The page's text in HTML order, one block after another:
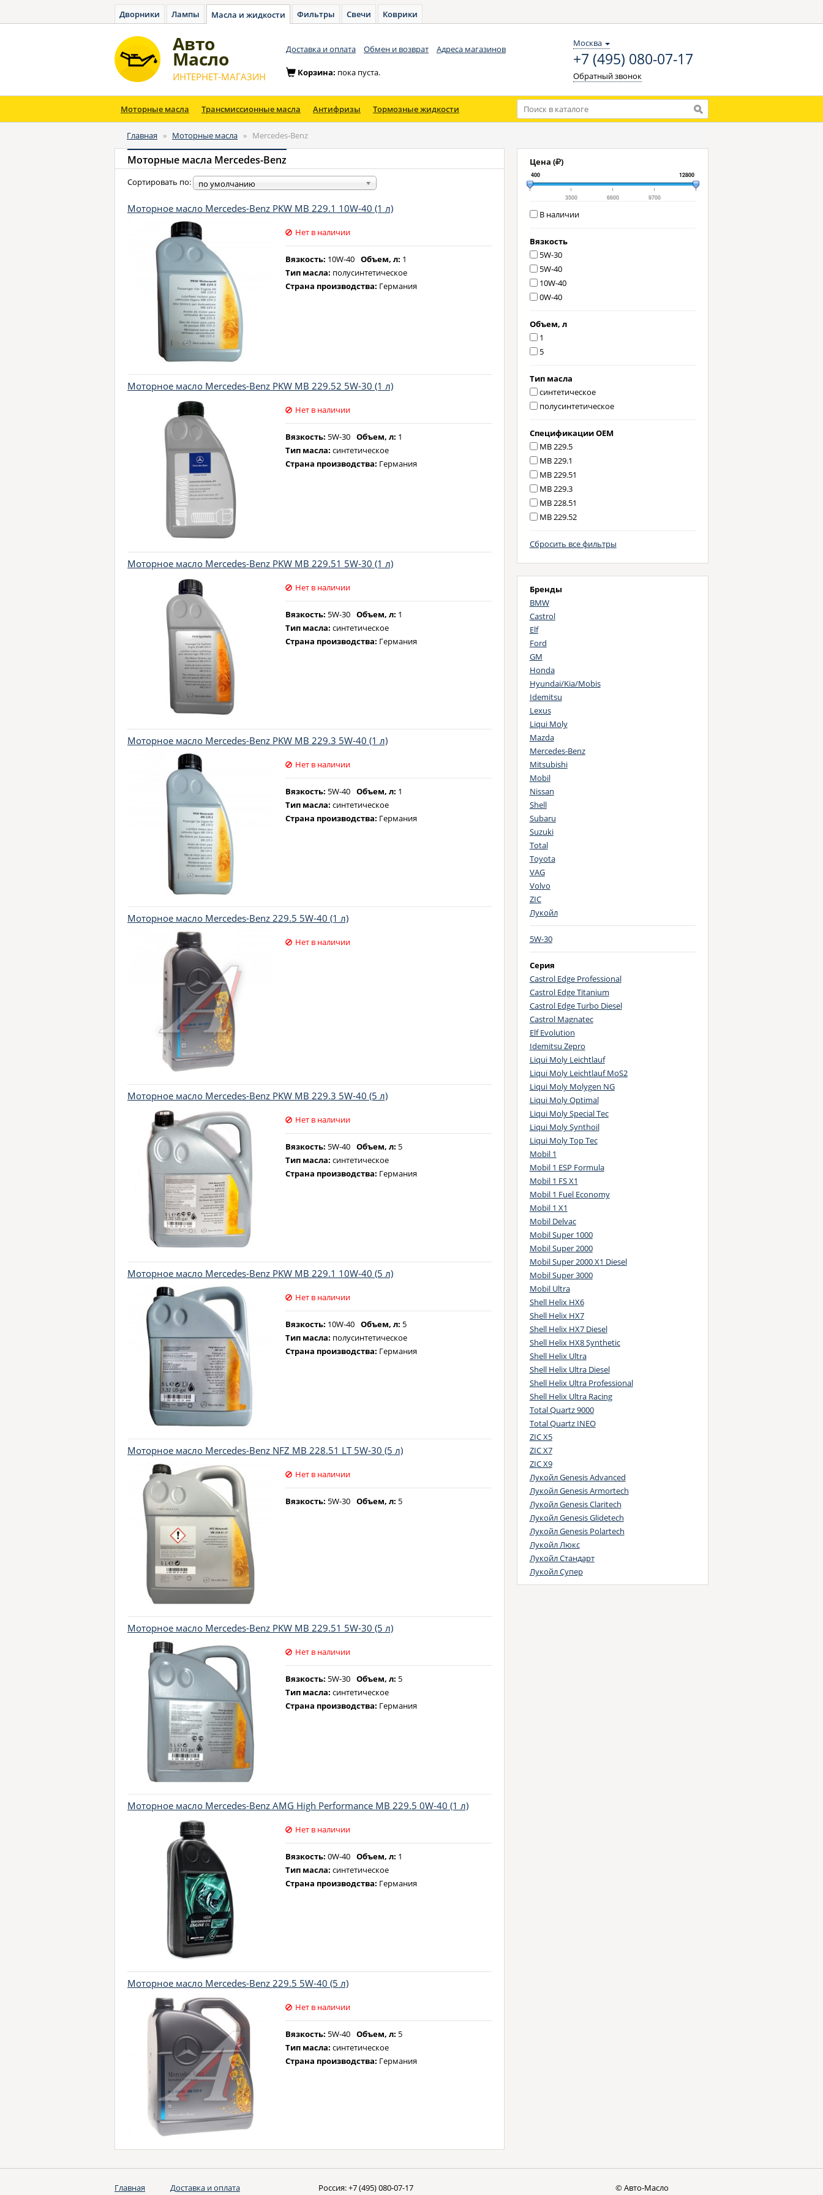
Дворники Лампы Масла и жидкости Фильтры Свечи Коврики
Авто
Масло
ИНТЕРНЕТ-МАГАЗИН
Доставка и оплата Обмен и возврат Адреса магазинов
Москва
+7 (495) 080-07-17
Обратный звонок
Корзина: пока пуста.
Моторные масла Трансмиссионные масла Антифризы Тормозные жидкости
Главная » Моторные масла » Mercedes-Benz
Моторные масла Mercedes-Benz
Сортировать по: по умолчанию
Моторное масло Mercedes-Benz PKW MB 229.1 10W-40 (1 л)
Нет в наличии
Вязкость: 10W-40 Объем, л: 1
Тип масла: полусинтетическое
Страна производства: Германия
Моторное масло Mercedes-Benz PKW MB 229.52 5W-30 (1 л)
Нет в наличии
Вязкость: 5W-30 Объем, л: 1
Тип масла: синтетическое
Страна производства: Германия
Моторное масло Mercedes-Benz PKW MB 229.51 5W-30 (1 л)
Нет в наличии
Вязкость: 5W-30 Объем, л: 1
Тип масла: синтетическое
Страна производства: Германия
Моторное масло Mercedes-Benz PKW MB 229.3 5W-40 (1 л)
Нет в наличии
Вязкость: 5W-40 Объем, л: 1
Тип масла: синтетическое
Страна производства: Германия
Моторное масло Mercedes-Benz 229.5 5W-40 (1 л)
Нет в наличии
Моторное масло Mercedes-Benz PKW MB 229.3 5W-40 (5 л)
Нет в наличии
Вязкость: 5W-40 Объем, л: 5
Тип масла: синтетическое
Страна производства: Германия
Моторное масло Mercedes-Benz PKW MB 229.1 10W-40 (5 л)
Нет в наличии
Вязкость: 10W-40 Объем, л: 5
Тип масла: полусинтетическое
Страна производства: Германия
Моторное масло Mercedes-Benz NFZ MB 228.51 LT 5W-30 (5 л)
Нет в наличии
Вязкость: 5W-30 Объем, л: 5
Моторное масло Mercedes-Benz PKW MB 229.51 5W-30 (5 л)
Нет в наличии
Вязкость: 5W-30 Объем, л: 5
Тип масла: синтетическое
Страна производства: Германия
Моторное масло Mercedes-Benz AMG High Performance MB 229.5 0W-40 (1 л)
Нет в наличии
Вязкость: 0W-40 Объем, л: 1
Тип масла: синтетическое
Страна производства: Германия
Моторное масло Mercedes-Benz 229.5 5W-40 (5 л)
Нет в наличии
Вязкость: 5W-40 Объем, л: 5
Тип масла: синтетическое
Страна производства: Германия
Цена ( )
400 12800
3500 6600 9700
В наличии
Вязкость
5W-30
5W-40
10W-40
0W-40
Объем, л
1
5
Тип масла
синтетическое
полусинтетическое
Спецификации OEM
MB 229.5
MB 229.1
MB 229.51
MB 229.3
MB 228.51
MB 229.52
Сбросить все фильтры
Бренды
BMW
Castrol
Elf
Ford
GM
Honda
Hyundai/Kia/Mobis
Idemitsu
Lexus
Liqui Moly
Mazda
Mercedes-Benz
Mitsubishi
Mobil
Nissan
Shell
Subaru
Suzuki
Total
Toyota
VAG
Volvo
ZIC
Лукойл
5W-30
Серия
Castrol Edge Professional
Castrol Edge Titanium
Castrol Edge Turbo Diesel
Castrol Magnatec
Elf Evolution
Idemitsu Zepro
Liqui Moly Leichtlauf
Liqui Moly Leichtlauf MoS2
Liqui Moly Molygen NG
Liqui Moly Optimal
Liqui Moly Special Tec
Liqui Moly Synthoil
Liqui Moly Top Tec
Mobil 1
Mobil 1 ESP Formula
Mobil 1 FS X1
Mobil 1 Fuel Economy
Mobil 1 X1
Mobil Delvac
Mobil Super 1000
Mobil Super 2000
Mobil Super 2000 X1 Diesel
Mobil Super 3000
Mobil Ultra
Shell Helix HX6
Shell Helix HX7
Shell Helix HX7 Diesel
Shell Helix HX8 Synthetic
Shell Helix Ultra
Shell Helix Ultra Diesel
Shell Helix Ultra Professional
Shell Helix Ultra Racing
Total Quartz 9000
Total Quartz INEO
ZIC X5
ZIC X7
ZIC X9
Лукойл Genesis Advanced
Лукойл Genesis Armortech
Лукойл Genesis Claritech
Лукойл Genesis Glidetech
Лукойл Genesis Polartech
Лукойл Люкс
Лукойл Стандарт
Лукойл Супер
Главная Доставка и оплата Россия:+7 (495) 080-07-17 © Авто-Масло